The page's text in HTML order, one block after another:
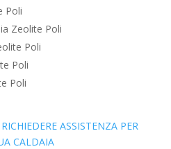
Poli
Zeolite Poli
Poli
Poli
Poli
ASSISTENZA PER
CALDAIA